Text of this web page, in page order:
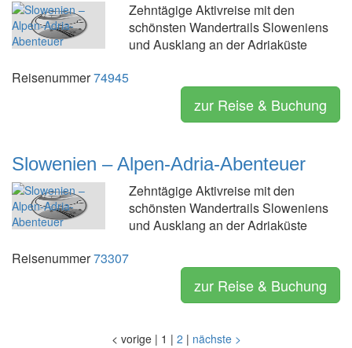
Zehntägige Aktivreise mit den
schönsten Wandertrails Sloweniens
und Ausklang an der Adriaküste
Reisenummer74945
zur Reise & Buchung
Slowenien – Alpen-Adria-Abenteuer
Zehntägige Aktivreise mit den
schönsten Wandertrails Sloweniens
und Ausklang an der Adriaküste
Reisenummer73307
zur Reise & Buchung
< vorige | 1 | 2 | nächste >